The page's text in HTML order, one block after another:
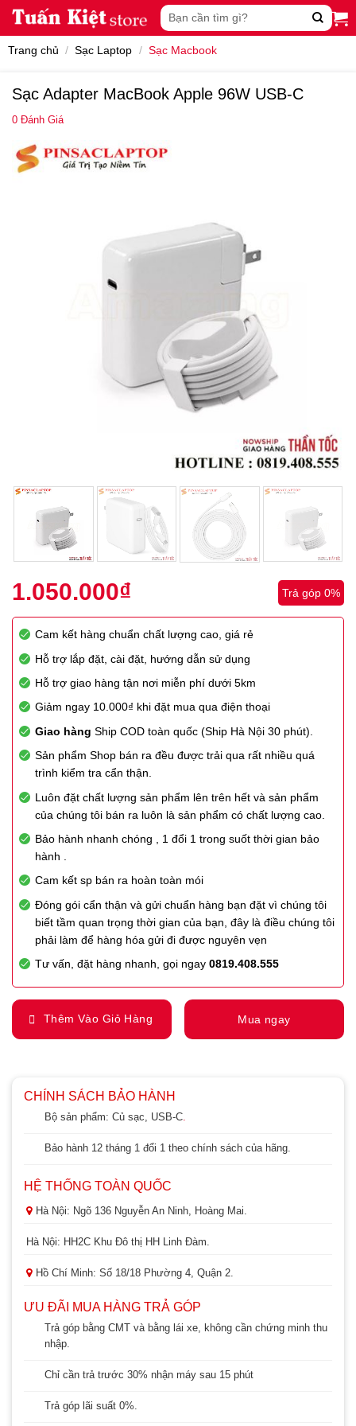
Skip
Tìm
kiếm:
Trang chủ / Sạc Laptop / Sạc Macbook
Sạc Adapter MacBook Apple 96W USB-C
0 Đánh Giá
1.050.000₫
Cam kết hàng chuẩn chất lượng cao, giá rẻ
Hỗ trợ lắp đặt, cài đặt, hướng dẫn sử dụng
Hỗ trợ giao hàng tận nơi miễn phí dưới 5km
Giảm ngay 10.000₫ khi đặt mua qua điện thoại
Giao hàng Ship COD toàn quốc (Ship Hà Nội 30 phút).
Sản phẩm Shop bán ra đều được trải qua rất nhiều quá
trình kiểm tra cẩn thận.
Luôn đặt chất lượng sản phẩm lên trên hết và sản phẩm
của chúng tôi bán ra luôn là sản phẩm có chất lượng cao.
Bảo hành nhanh chóng , 1 đổi 1 trong suốt thời gian bảo
hành .
Cam kết sp bán ra hoàn toàn mói
Đóng gói cẩn thận và gửi chuẩn hàng bạn đặt vì chúng tôi
biết tầm quan trọng thời gian của bạn, đây là điều chúng tôi
phải làm để hàng hóa gửi đi được nguyên vẹn
Tư vấn, đặt hàng nhanh, gọi ngay0819.408.555
Trả góp 0%
Thêm Vào Giỏ Hàng Mua ngay
CHÍNH SÁCH BẢO HÀNH
Bộ sản phẩm: Củ sạc, USB-C.
Bảo hành 12 tháng 1 đổi 1 theo chính sách của hãng.
HỆ THỐNG TOÀN QUỐC
Hà Nội: Ngõ 136 Nguyễn An Ninh, Hoàng Mai.
Hà Nội: HH2C Khu Đô thị HH Linh Đàm.
Hồ Chí Minh: Số 18/18 Phường 4, Quận 2.
ƯU ĐÃI MUA HÀNG TRẢ GÓP
Trả góp bằng CMT và bằng lái xe, không cần chứng minh thu
nhập.
Chỉ cần trả trước 30% nhận máy sau 15 phút
Trả góp lãi suất 0%.